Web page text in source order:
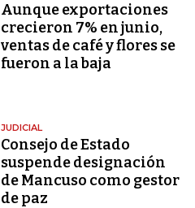
Aunque exportaciones
crecieron 7% en junio,
ventas de café y flores se
fueron a la baja
JUDICIAL
Consejo de Estado
suspende designación
de Mancuso como gestor
de paz